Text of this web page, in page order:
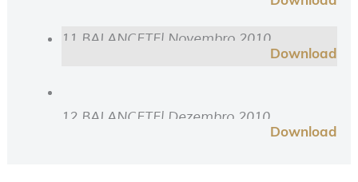
11 BALANCETE| Novembro 2010
Download
12 BALANCETE| Dezembro 2010
Download